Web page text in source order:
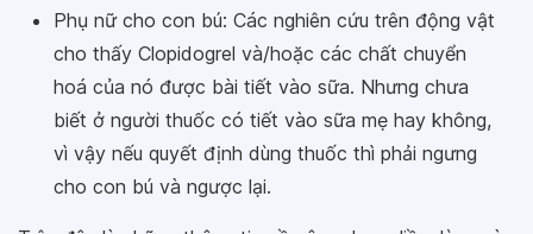
Phụ nữ cho con bú: Các nghiên cứu trên động vật
cho thấy Clopidogrel và/hoặc các chất chuyển
hoá của nó được bài tiết vào sữa. Nhưng chưa
biết ở người thuốc có tiết vào sữa mẹ hay không,
vì vậy nếu quyết định dùng thuốc thì phải ngưng
cho con bú và ngược lại.